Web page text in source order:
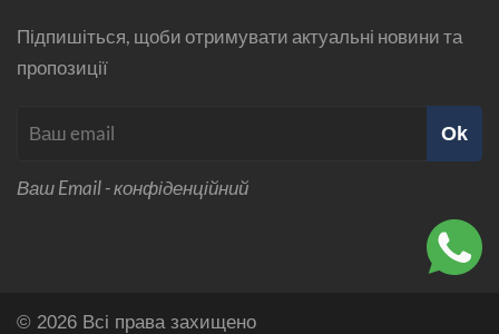
Підпишіться, щоби отримувати актуальні новини та
пропозиції
Ok
Ваш Email - конфіденційний
© 2026 Всі права захищено